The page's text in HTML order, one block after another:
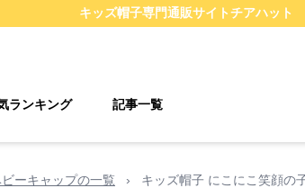
キッズ帽子専門通販サイトチアハット
ランキング 記事一覧
ーキャップの一覧 › キッズ帽子 にこにこ笑顔の